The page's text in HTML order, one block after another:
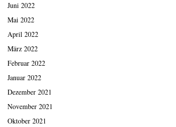
Juni 2022
Mai 2022
April 2022
März 2022
Februar 2022
Januar 2022
Dezember 2021
November 2021
Oktober 2021